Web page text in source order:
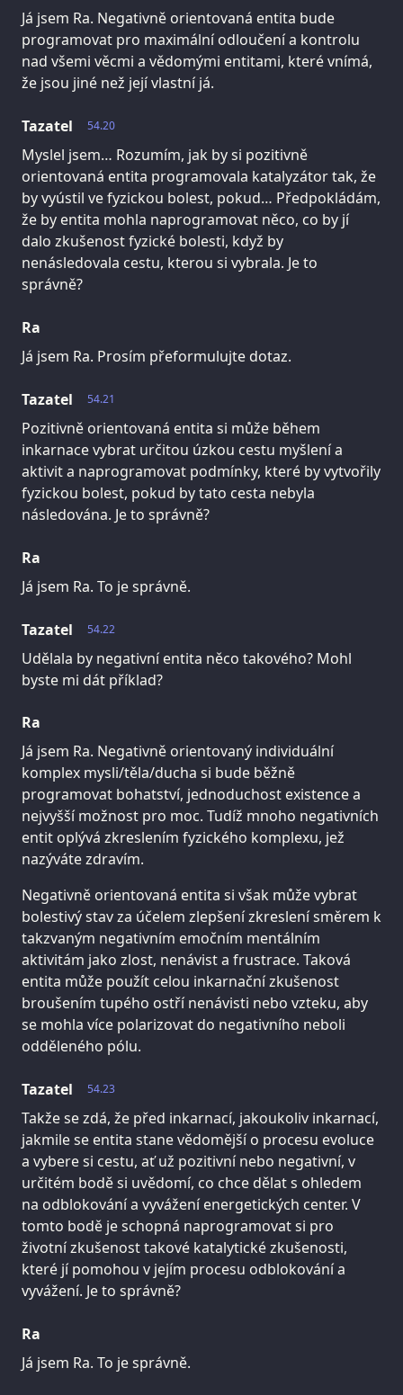
Já jsem Ra. Negativně orientovaná entita bude
programovat pro maximální odloučení a kontrolu
nad všemi věcmi a vědomými entitami, které vnímá,
že jsou jiné než její vlastní já.
54.20
Tazatel
Myslel jsem… Rozumím, jak by si pozitivně
orientovaná entita programovala katalyzátor tak, že
by vyústil ve fyzickou bolest, pokud… Předpokládám,
že by entita mohla naprogramovat něco, co by jí
dalo zkušenost fyzické bolesti, když by
nenásledovala cestu, kterou si vybrala. Je to
správně?
Ra
Já jsem Ra. Prosím přeformulujte dotaz.
54.21
Tazatel
Pozitivně orientovaná entita si může během
inkarnace vybrat určitou úzkou cestu myšlení a
aktivit a naprogramovat podmínky, které by vytvořily
fyzickou bolest, pokud by tato cesta nebyla
následována. Je to správně?
Ra
Já jsem Ra. To je správně.
54.22
Tazatel
Udělala by negativní entita něco takového? Mohl
byste mi dát příklad?
Ra
Já jsem Ra. Negativně orientovaný individuální
komplex mysli/těla/ducha si bude běžně
programovat bohatství, jednoduchost existence a
nejvyšší možnost pro moc. Tudíž mnoho negativních
entit oplývá zkreslením fyzického komplexu, jež
nazýváte zdravím.
Negativně orientovaná entita si však může vybrat
bolestivý stav za účelem zlepšení zkreslení směrem k
takzvaným negativním emočním mentálním
aktivitám jako zlost, nenávist a frustrace. Taková
entita může použít celou inkarnační zkušenost
broušením tupého ostří nenávisti nebo vzteku, aby
se mohla více polarizovat do negativního neboli
odděleného pólu.
54.23
Tazatel
Takže se zdá, že před inkarnací, jakoukoliv inkarnací,
jakmile se entita stane vědomější o procesu evoluce
a vybere si cestu, ať už pozitivní nebo negativní, v
určitém bodě si uvědomí, co chce dělat s ohledem
na odblokování a vyvážení energetických center. V
tomto bodě je schopná naprogramovat si pro
životní zkušenost takové katalytické zkušenosti,
které jí pomohou v jejím procesu odblokování a
vyvážení. Je to správně?
Ra
Já jsem Ra. To je správně.